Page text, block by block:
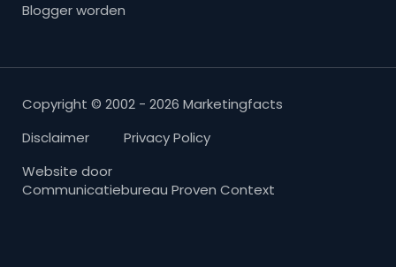
Blogger worden
Copyright © 2002 - 2026 Marketingfacts
Disclaimer
Privacy Policy
Website door
Communicatiebureau Proven Context